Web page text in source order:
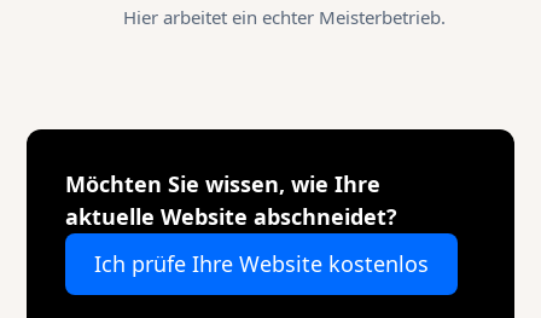
Hier arbeitet ein echter Meisterbetrieb.
Möchten Sie wissen, wie Ihre
aktuelle Website abschneidet?
Ich prüfe Ihre Website kostenlos